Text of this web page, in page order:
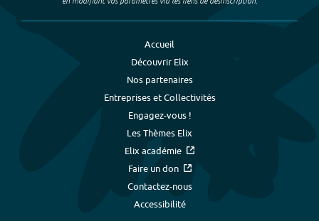
Accueil
Découvrir Elix
Nos partenaires
Entreprises et Collectivités
Engagez-vous !
Les Thèmes Elix
Elix académie
Faire un don
Contactez-nous
Accessibilité